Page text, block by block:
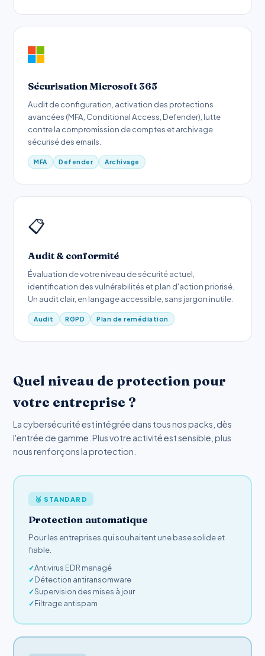
Sécurisation Microsoft 365
Audit de configuration, activation des protections
avancées (MFA, Conditional Access, Defender), lutte
contre la compromission de comptes et archivage
sécurisé des emails.
MFA Defender Archivage
📋
Audit & conformité
Évaluation de votre niveau de sécurité actuel,
identification des vulnérabilités et plan d'action priorisé.
Un audit clair, en langage accessible, sans jargon inutile.
Audit RGPD Plan de remédiation
Quel niveau de protection pour
votre entreprise ?
La cybersécurité est intégrée dans tous nos packs, dès
l'entrée de gamme. Plus votre activité est sensible, plus
nous renforçons la protection.
🥉 STANDARD
Protection automatique
Pour les entreprises qui souhaitent une base solide et
fiable.
Antivirus EDR managé
Détection antiransomware
Supervision des mises à jour
Filtrage antispam